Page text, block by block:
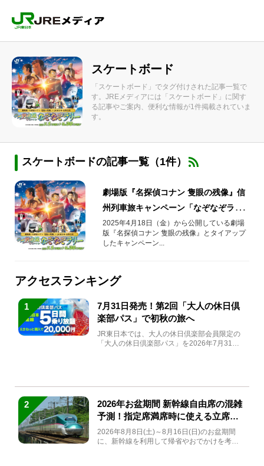
スケートボード
「スケートボード」でタグ付けされた記事一覧で
す。JREメディアには「スケートボード」に関す
る記事やご案内、便利な情報が1件掲載されていま
す。
スケートボードの記事一覧（1件）
劇場版『名探偵コナン 隻眼の残像』信
州列車旅キャンペーン「なぞなぞラリ
ー」実施中！
2025年4月18日（金）から公開している劇場
版『名探偵コナン 隻眼の残像』とタイアップ
したキャンペーン...
アクセスランキング
1
7月31日発売！第2回「大人の休日倶
楽部パス」で初秋の旅へ
JR東日本では、大人の休日倶楽部会員限定の
「大人の休日倶楽部パス」を2026年7月31日
2
2026年お盆期間 新幹線自由席の混雑
予測！指定席満席時に使える立席特
急券も解説
2026年8月8日(土)～8月16日(日)のお盆期間
に、新幹線を利用して帰省やおでかけを考え